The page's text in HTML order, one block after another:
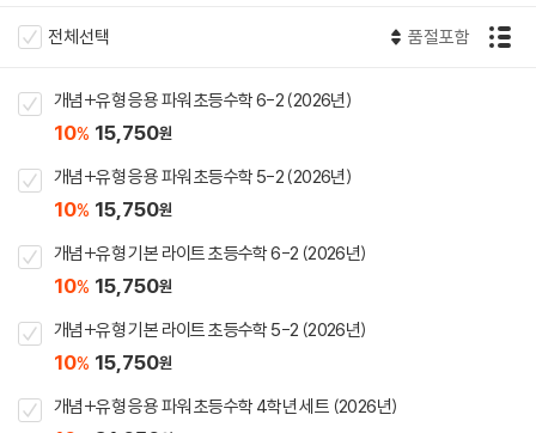
전체선택 품절포함
개념+유형 응용 파워 초등수학 6-2 (2026년)
10% 15,750원
개념+유형 응용 파워 초등수학 5-2 (2026년)
10% 15,750원
개념+유형 기본 라이트 초등수학 6-2 (2026년)
10% 15,750원
개념+유형 기본 라이트 초등수학 5-2 (2026년)
10% 15,750원
개념+유형 응용 파워 초등수학 4학년 세트 (2026년)